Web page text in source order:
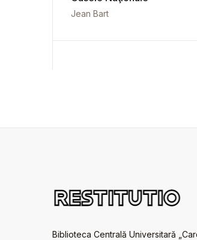
Jean Bart
Biblioteca Centrală Universitară